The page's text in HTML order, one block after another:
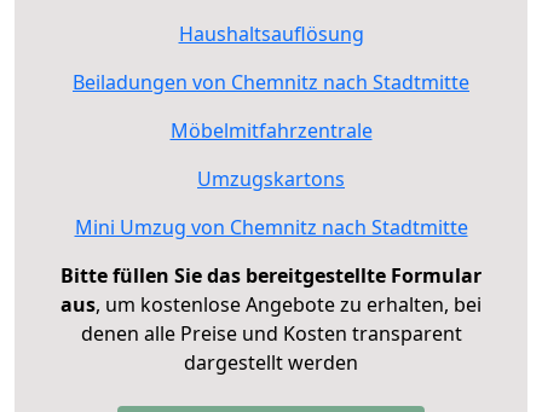
Haushaltsauflösung
Beiladungen von Chemnitz nach Stadtmitte
Möbelmitfahrzentrale
Umzugskartons
Mini Umzug von Chemnitz nach Stadtmitte
Bitte füllen Sie das bereitgestellte Formular
aus, um kostenlose Angebote zu erhalten, bei
denen alle Preise und Kosten transparent
dargestellt werden